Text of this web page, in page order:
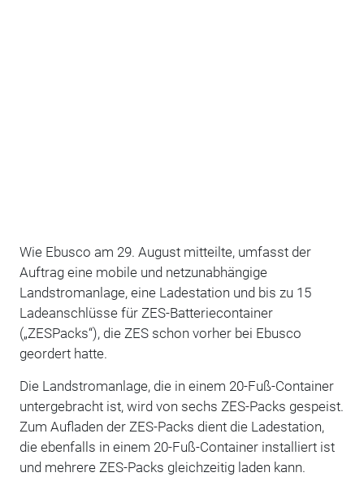
Wie Ebusco am 29. August mitteilte, umfasst der
Auftrag eine mobile und netzunabhängige
Landstromanlage, eine Ladestation und bis zu 15
Ladeanschlüsse für ZES-Batteriecontainer
(„ZESPacks“), die ZES schon vorher bei Ebusco
geordert hatte.
Die Landstromanlage, die in einem 20-Fuß-Container
untergebracht ist, wird von sechs ZES-Packs gespeist.
Zum Aufladen der ZES-Packs dient die Ladestation,
die ebenfalls in einem 20-Fuß-Container installiert ist
und mehrere ZES-Packs gleichzeitig laden kann.